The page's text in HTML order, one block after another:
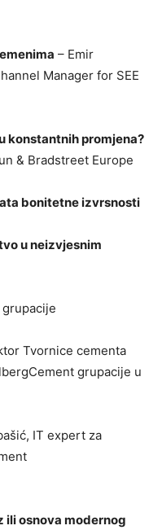
– Emir
Manager for SEE
konstantnih promjena?
& Bradstreet Europe
bonitetne izvrsnosti
u neizvjesnim
Tvornice cementa
grupacije u
IT expert za
ili osnova modernog